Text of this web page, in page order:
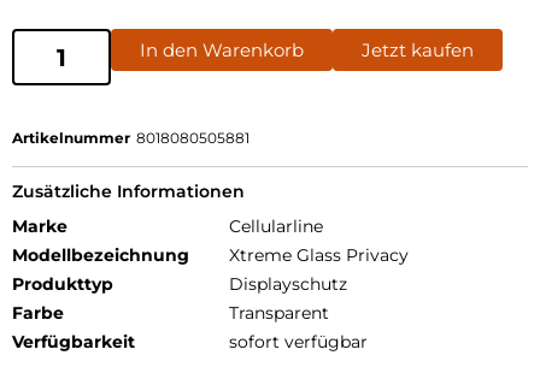
In den Warenkorb Jetzt kaufen
Artikelnummer 8018080505881
Zusätzliche Informationen
Marke
Cellularline
Modellbezeichnung
Xtreme Glass Privacy
Produkttyp
Displayschutz
Farbe
Transparent
Verfügbarkeit
sofort verfügbar